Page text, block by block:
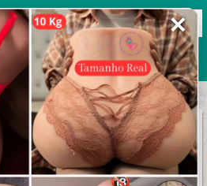
WhatsApp 2026
+ Enviar grupo
✕